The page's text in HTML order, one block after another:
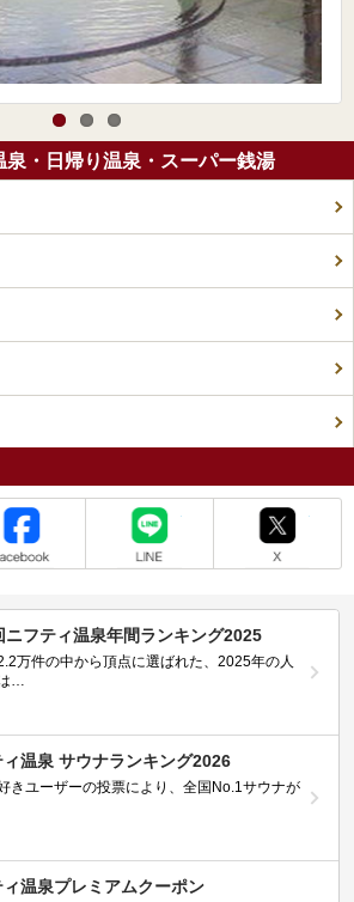
泉・日帰り温泉・スーパー銭湯
ニフティ温泉年間ランキング2025
万件の中から頂点に選ばれた、2025年の人
…
ィ温泉 サウナランキング2026
きユーザーの投票により、全国No.1サウナが
ィ温泉プレミアムクーポン